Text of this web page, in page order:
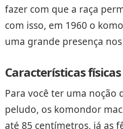
fazer com que a raça
com isso, em 1960 o
uma grande presença
Características físicas
Para você ter uma noção
peludo, os komondor
até 85 centímetros, já as